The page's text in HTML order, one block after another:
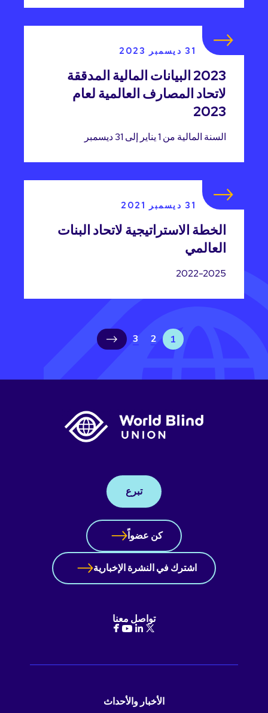
31 ديسمبر 2023
2023 البيانات المالية المدققة
لاتحاد المصارف العالمية لعام
2023
السنة المالية من 1 يناير إلى 31 ديسمبر
31 ديسمبر 2021
الخطة الاستراتيجية لاتحاد البنات
العالمي
2022-2025
1
2
3
›
تبرع
كن عضواً
اشترك في النشرة الإخبارية
تواصل معنا
الأخبار والأحداث